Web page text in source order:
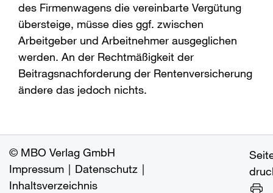
des Firmenwagens die vereinbarte Vergütung
übersteige, müsse dies ggf. zwischen
Arbeitgeber und Arbeitnehmer ausgeglichen
werden. An der Rechtmäßigkeit der
Beitragsnachforderung der Rentenversicherung
ändere das jedoch nichts.
MBO Verlag GmbH
Impressum
Datenschutz
Inhaltsverzeichnis